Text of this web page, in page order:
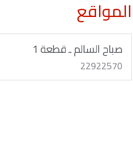
المواقع
صباح السالم ـ قطعة 1
22922570